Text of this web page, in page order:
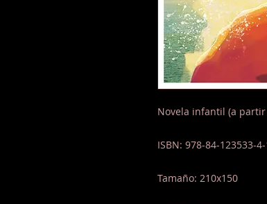
Novela infantil (a
ISBN: 978-84-123533-4-
Tamaño: 210x150